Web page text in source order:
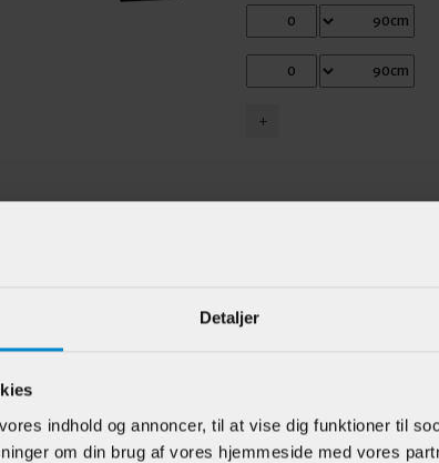
Detaljer
indhold og annoncer, til at vise dig funktioner til
om din brug af vores hjemmeside med vores
har også kigget på